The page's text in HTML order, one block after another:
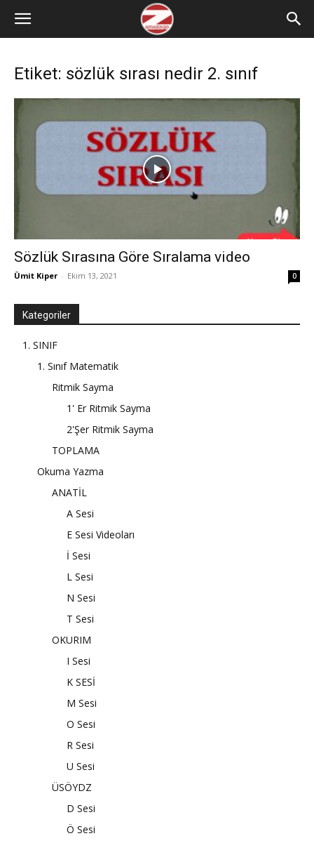
Etiket: sözlük sırası nedir 2. sınıf
Sözlük Sırasına Göre Sıralama video
Ümit Kiper - Ekim 13, 2021 0
Kategoriler
1. SINIF
1. Sınıf Matematik
Ritmik Sayma
1' Er Ritmik Sayma
2'Şer Ritmik Sayma
TOPLAMA
Okuma Yazma
ANATİL
A Sesi
E Sesi Videoları
İ Sesi
L Sesi
N Sesi
T Sesi
OKURIM
I Sesi
K SESİ
M Sesi
O Sesi
R Sesi
U Sesi
ÜSÖYDZ
D Sesi
Ö Sesi